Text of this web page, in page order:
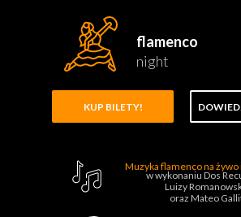
Muzyka flamenco na żywo
KUP BILETY!
flamenco
night
w wykonaniu Dos
Luizy
oraz Mateo